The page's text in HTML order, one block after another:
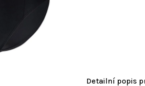
Detailní popis